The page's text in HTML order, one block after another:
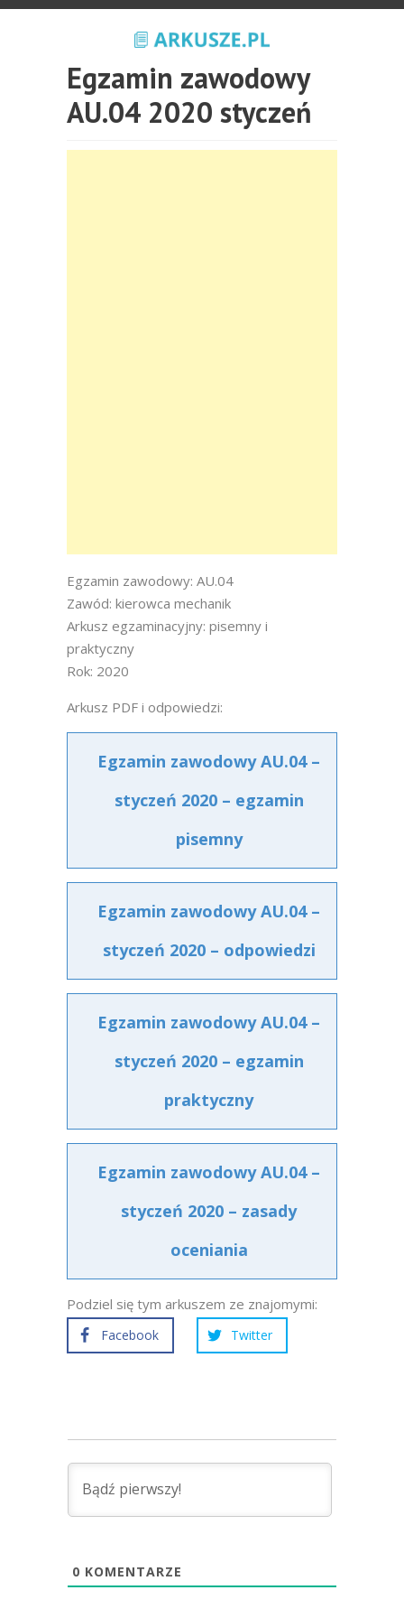
Egzamin zawodowy
AU.04 2020 styczeń
Egzamin zawodowy: AU.04
Zawód: kierowca mechanik
Arkusz egzaminacyjny: pisemny i
praktyczny
Rok: 2020
Arkusz PDF i odpowiedzi:
Egzamin zawodowy AU.04 –
styczeń 2020 – egzamin
pisemny
Egzamin zawodowy AU.04 –
styczeń 2020 – odpowiedzi
Egzamin zawodowy AU.04 –
styczeń 2020 – egzamin
praktyczny
Egzamin zawodowy AU.04 –
styczeń 2020 – zasady
oceniania
Podziel się tym arkuszem ze znajomymi:
Facebook Twitter
0 KOMENTARZE